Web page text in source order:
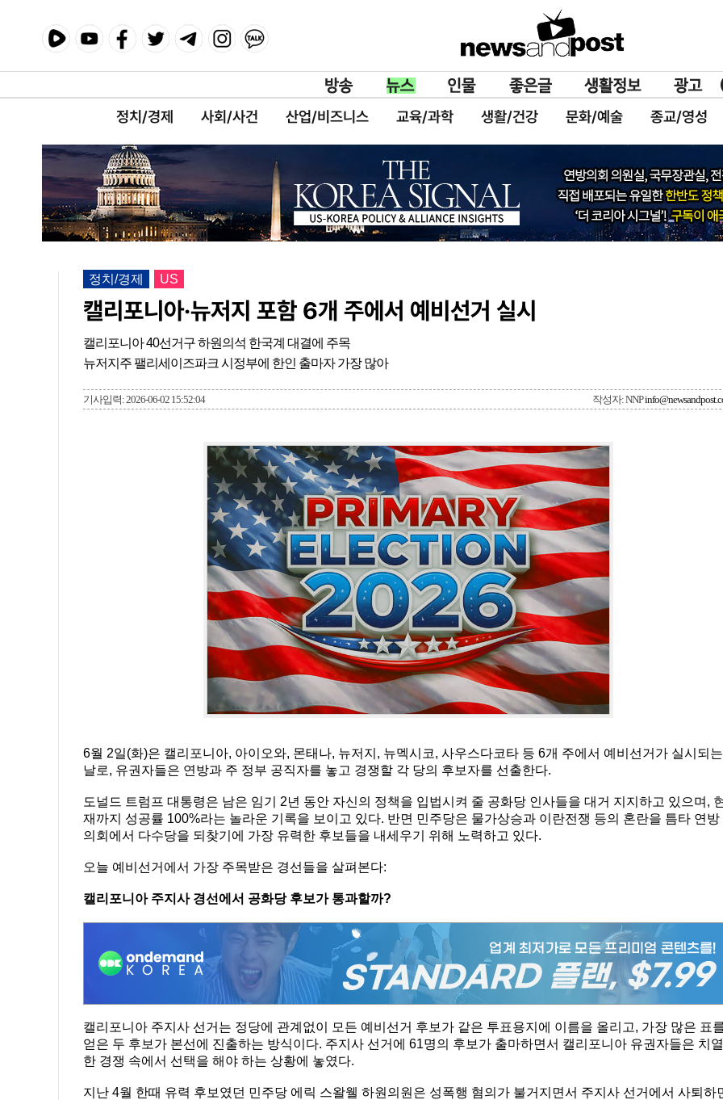
정치/경제 사회/사건 산업/비즈니스 교육/과학 생활/건강 문화/예술 종교/영성
정치/경제 US
캘리포니아·뉴저지 포함 6개 주에서 예비선거 실시
캘리포니아 40선거구 하원의석 한국계 대결에 주목
뉴저지주 팰리세이즈파크 시정부에 한인 출마자 가장 많아
기사입력: 2026-06-02 15:52:04 작성자: NNP
6월 2일(화)은 캘리포니아, 아이오와, 몬태나, 뉴저지, 뉴멕시코, 사우스다코타 등 6개 주에서 예비선거가 실시되는
날로, 유권자들은 연방과 주 정부 공직자를 놓고 경쟁할 각 당의 후보자를 선출한다.
도널드 트럼프 대통령은 남은 임기 2년 동안 자신의 정책을 입법시켜 줄 공화당 인사들을 대거 지지하고 있으며,
재까지 성공률 100%라는 놀라운 기록을 보이고 있다. 반면 민주당은 물가상승과 이란전쟁 등의 혼란을 틈타 연방
의회에서 다수당을 되찾기에 가장 유력한 후보들을 내세우기 위해 노력하고 있다.
오늘 예비선거에서 가장 주목받은 경선들을 살펴본다:
캘리포니아 주지사 경선에서 공화당 후보가 통과할까?
캘리포니아 주지사 선거는 정당에 관계없이 모든 예비선거 후보가 같은 투표용지에 이름을 올리고, 가장 많은 표
얻은 두 후보가 본선에 진출하는 방식이다. 주지사 선거에 61명의 후보가 출마하면서 캘리포니아 유권자들은 치열
한 경쟁 속에서 선택을 해야 하는 상황에 놓였다.
지난 4월 한때 유력 후보였던 민주당 에릭 스왈웰 하원의원은 성폭행 혐의가 불거지면서 주지사 선거에서 사퇴하